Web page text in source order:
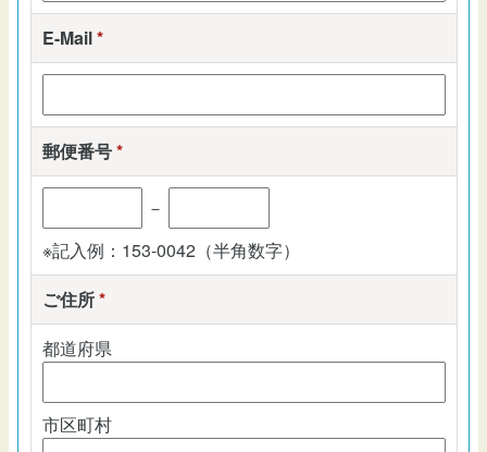
E-Mail*
郵便番号*
－
※記入例：153-0042（半角数字）
ご住所*
都道府県
市区町村